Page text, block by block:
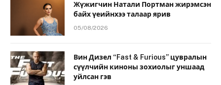
Жүжигчин Натали Портман жирэмсэн
байх үеийнхээ талаар ярив
05/08/2026
Вин Дизел “Fast & Furious” цувралын
сүүлчийн киноны зохиолыг уншаад
уйлсан гэв